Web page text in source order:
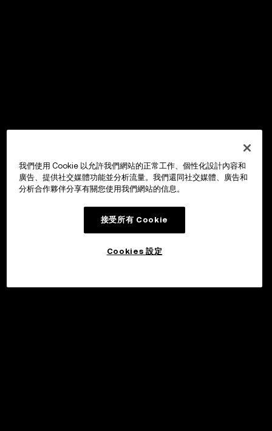
我們使用 Cookie 以允許我們網站的正常工作、個性化設計內容和
廣告、提供社交媒體功能並分析流量。我們還同社交媒體、廣告和
分析合作夥伴分享有關您使用我們網站的信息。
接受所有 Cookie
Cookies 設定